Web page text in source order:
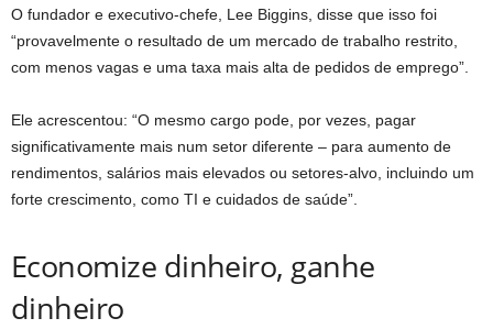
O fundador e executivo-chefe, Lee Biggins, disse que isso foi
“provavelmente o resultado de um mercado de trabalho restrito,
com menos vagas e uma taxa mais alta de pedidos de emprego”.
Ele acrescentou: “O mesmo cargo pode, por vezes, pagar
significativamente mais num setor diferente – para aumento de
rendimentos, salários mais elevados ou setores-alvo, incluindo um
forte crescimento, como TI e cuidados de saúde”.
Economize dinheiro, ganhe
dinheiro